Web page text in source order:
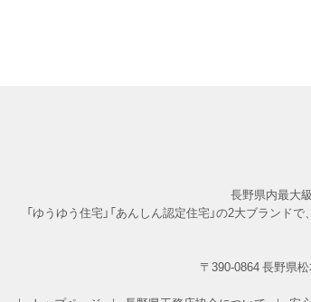
長野県内最大
「ゆうゆう住宅」「あんしん認定住宅」の2大ブラン
〒390-0864長野県